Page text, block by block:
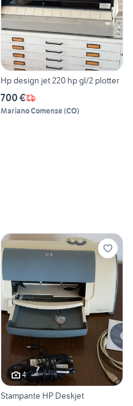
Hp design jet 220 hp gl/2 plotter
700 €
Mariano Comense(CO)
4
Stampante HP Deskjet